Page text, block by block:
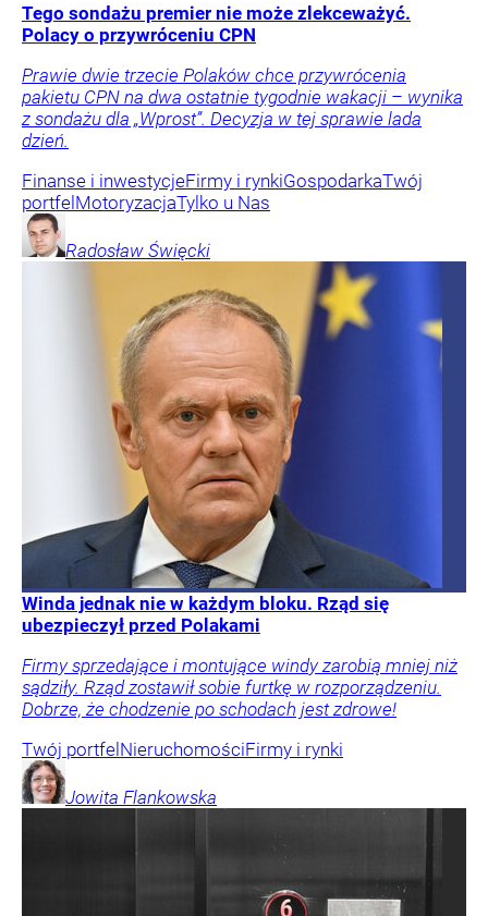
Tego sondażu premier nie może zlekceważyć.
Polacy o przywróceniu CPN
Prawie dwie trzecie Polaków chce przywrócenia
pakietu CPN na dwa ostatnie tygodnie wakacji – wynika
z sondażu dla „Wprost”. Decyzja w tej sprawie lada
dzień.
Finanse i inwestycjeFirmy i rynkiGospodarkaTwój
portfelMotoryzacjaTylko u Nas
Radosław Święcki
Winda jednak nie w każdym bloku. Rząd się
ubezpieczył przed Polakami
Firmy sprzedające i montujące windy zarobią mniej niż
sądziły. Rząd zostawił sobie furtkę w rozporządzeniu.
Dobrze, że chodzenie po schodach jest zdrowe!
Twój portfelNieruchomościFirmy i rynki
Jowita Flankowska